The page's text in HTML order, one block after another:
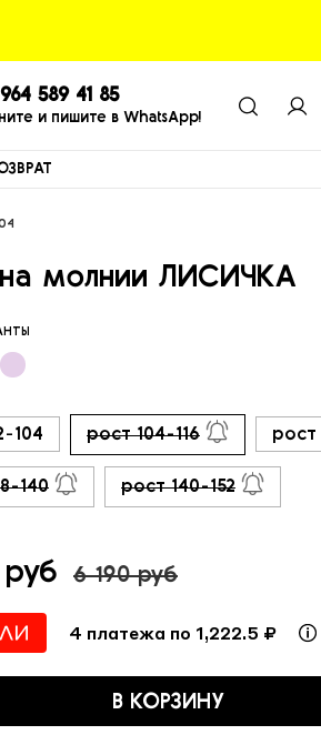
589 41 85
и пишите в WhatsApp!
молнии ЛИСИЧКА
104 рост 104-116 рост
140 рост 140-152
6 190 руб
4 платежа по 1,222.5 ₽
В КОРЗИНУ